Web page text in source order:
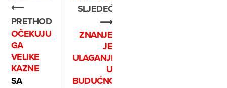
⟵
PRETHODNO
OČEKUJU
GA
VELIKE
KAZNE
SA
SLJEDEĆE
⟶
ZNANJE
JE
ULAGANJE
U
BUDUĆNOST